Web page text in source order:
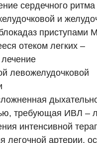
терапии
состояний
сердечного ритма
и
приступами
отеком легких –
левожелудочковой
требующая ИВЛ –
интенсивной
легочной артерии,